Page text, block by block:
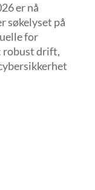
er nå
søkelyset på
for
robust drift,